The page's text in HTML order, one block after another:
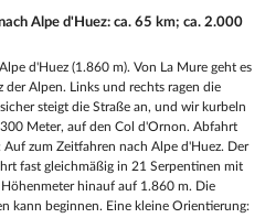
Alpe d'Huez: ca. 65 km; ca. 2.000
d'Huez (1.860 m). Von La Mure geht es
Alpen. Links und rechts ragen die
steigt die Straße an, und wir kurbeln
Meter, auf den Col d'Ornon. Abfahrt
Auf zum Zeitfahren nach Alpe d'Huez. Der
fast gleichmäßig in 21 Serpentinen mit
hinauf auf 1.860 m. Die
kann beginnen. Eine kleine Orientierung: